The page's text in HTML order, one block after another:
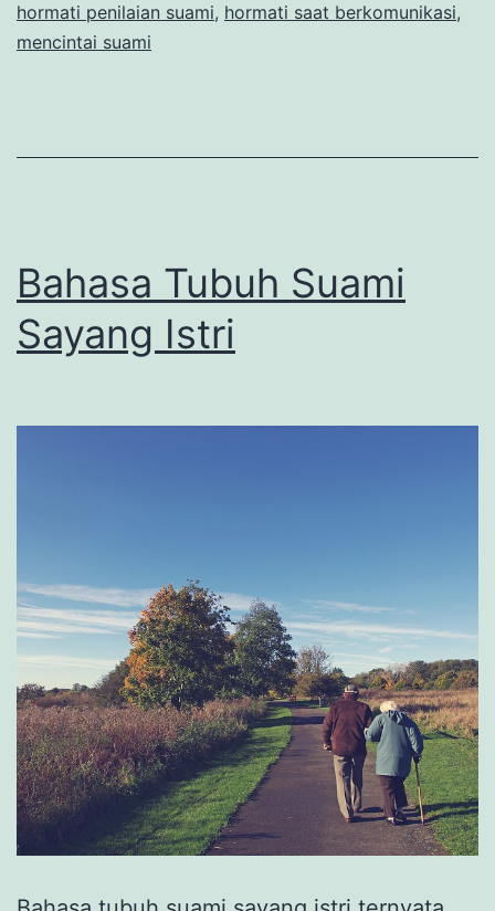
hormati penilaian suami, hormati saat berkomunikasi,
mencintai suami
Bahasa Tubuh Suami
Sayang Istri